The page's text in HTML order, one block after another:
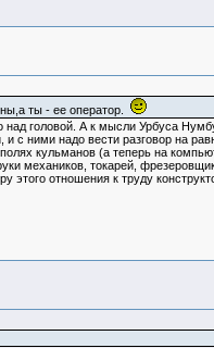
ты - ее оператор.
головой. А к мысли Урбуса
с ними надо вести разговор на
кульманов (а теперь на
механиков, токарей,
этого отношения к труду